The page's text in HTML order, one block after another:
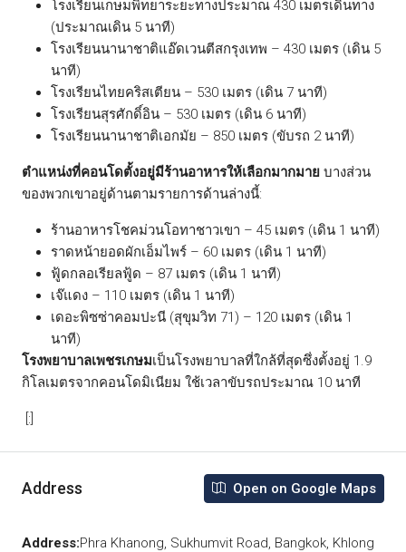
โรงเรียนเกษมพิทยาระยะทางประมาณ 430 เมตรเดินทาง
(ประมาณเดิน 5 นาที)
โรงเรียนนานาชาติแอ๊ดเวนตีสกรุงเทพ – 430 เมตร (เดิน 5
นาที)
โรงเรียนไทยคริสเตียน – 530 เมตร (เดิน 7 นาที)
โรงเรียนสุรศักดิ์อิน – 530 เมตร (เดิน 6 นาที)
โรงเรียนนานาชาติเอกมัย – 850 เมตร (ขับรถ 2 นาที)
ตำแหน่งที่คอนโดตั้งอยู่มีร้านอาหารให้เลือกมากมาย บางส่วน
ของพวกเขาอยู่ด้านตามรายการด้านล่างนี้:
ร้านอาหารโชคม่วนโอทาชาวเขา – 45 เมตร (เดิน 1 นาที)
ราดหน้ายอดผักเอ็มไพร์ – 60 เมตร (เดิน 1 นาที)
ฟู้ดกลอเรียลฟู้ด – 87 เมตร (เดิน 1 นาที)
เจ๊แดง – 110 เมตร (เดิน 1 นาที)
เดอะพิซซ่าคอมปะนี (สุขุมวิท 71) – 120 เมตร (เดิน 1
นาที)
โรงพยาบาลเพชรเกษมเป็นโรงพยาบาลที่ใกล้ที่สุดซึ่งตั้งอยู่ 1.9
กิโลเมตรจากคอนโดมิเนียม ใช้เวลาขับรถประมาณ 10 นาที
[:]
Address Open on Google Maps
Address:Phra Khanong, Sukhumvit Road, Bangkok, Khlong